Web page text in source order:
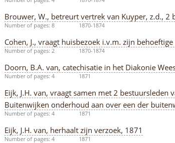
Brouwer, W., betreurt vertrek van Kuyper, z.d., 2
Number of pages: 8 1870-1874
Cohen, J., vraagt huisbezoek i.v.m. zijn
Number of pages: 2 1870-1874
Doorn, B.A. van, catechisatie in het Diakonie
Number of pages: 4 1871
Eijk, J.H. van, vraagt samen met 2 bestuursleden
Buitenwijken onderhoud aan over een der
Number of pages: 4 1871
Eijk, J.H. van, herhaalt zijn verzoek, 1871
Number of pages: 4 1871